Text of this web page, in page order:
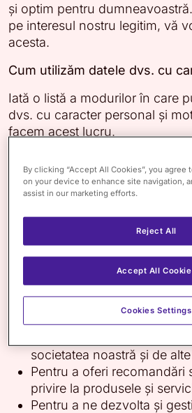
și optim pentru
pe interesul nostru legitim, vă
acesta.
Cum utilizăm datele dvs. cu
Iată o listă a modurilor în care
dvs. cu caracter personal și
facem acest lucru.
personal
dvs. sau cu firma dvs.
Pentru a dezvolta noi
nevoile clienților noștri și
Pentru a dezvolta și
Pentru a studia modul în
societatea noastră și de
Pentru a oferi recomandări
privire la produsele și
Pentru a ne dezvolta și
By clicking “Accept All Cookies”, you
on your device to enhance site navigation,
assist in our marketing efforts.
Reject All
Accept All
Cookies Settings